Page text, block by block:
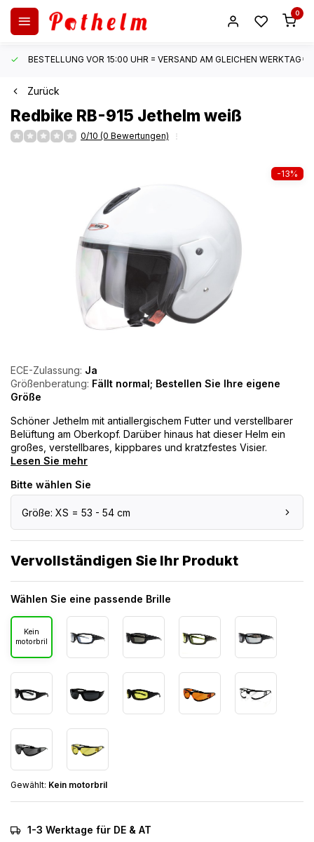
0
BESTELLUNG VOR 15:00 UHR = VERSAND AM GLEICHEN WERKTAG*
Zurück
Redbike RB-915 Jethelm weiß
0/10 (0 Bewertungen)
-13%
ECE-Zulassung: Ja
Größenberatung: Fällt normal; Bestellen Sie Ihre eigene
Größe
Schöner Jethelm mit antiallergischem Futter und verstellbarer
Belüftung am Oberkopf. Darüber hinaus hat dieser Helm ein
großes, verstellbares, kippbares und kratzfestes Visier.
Lesen Sie mehr
Bitte wählen Sie
Größe: XS = 53 - 54 cm
Vervollständigen Sie Ihr Produkt
Wählen Sie eine passende Brille
Kein
motorbril
Gewählt: Kein motorbril
1-3 Werktage für DE & AT